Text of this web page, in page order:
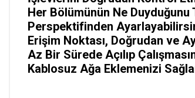
Her Bölümünün Ne Duyduğunu
Perspektifinden
Erişim Noktası, Doğrudan ve
Az Bir Sürede Açılıp
Kablosuz Ağa Eklemenizi